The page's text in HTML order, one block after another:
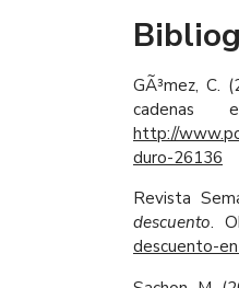
GÃ³mez, C.
cadenas
http://
duro-26136
Revista
descuento.
descuento-